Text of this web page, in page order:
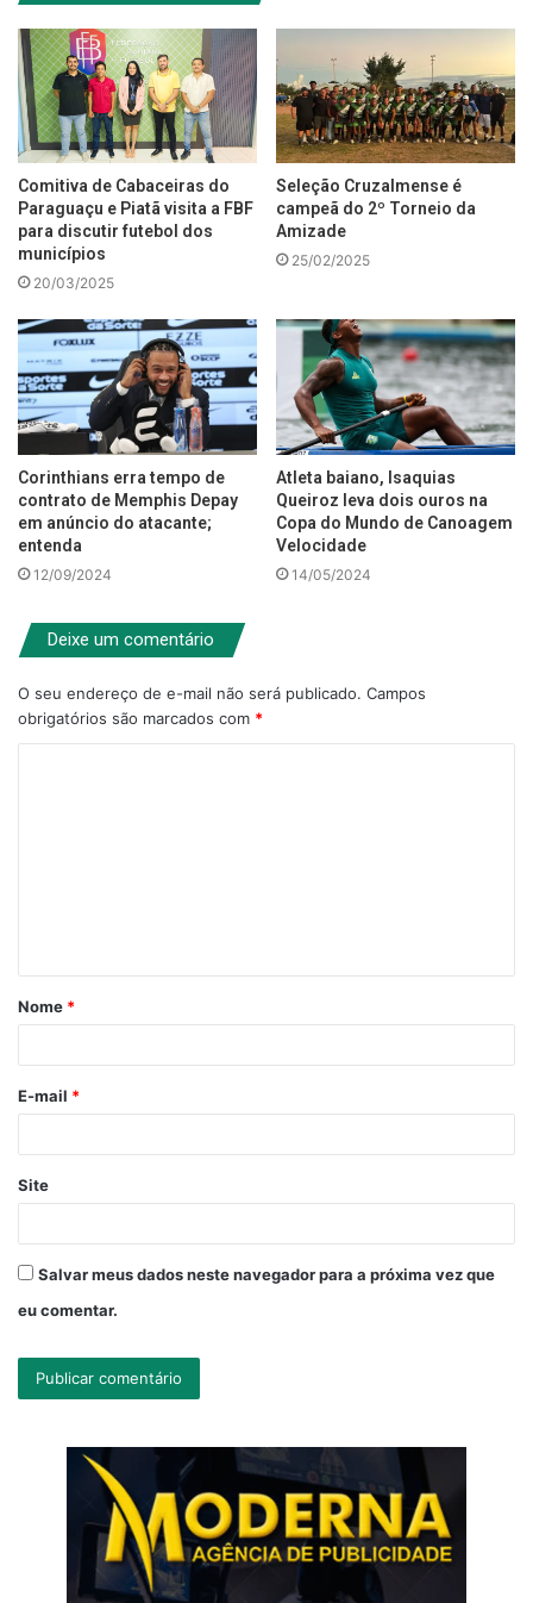
Comitiva de Cabaceiras do
Paraguaçu e Piatã visita a FBF
para discutir futebol dos
municípios
20/03/2025
Seleção Cruzalmense é
campeã do 2º Torneio da
Amizade
25/02/2025
Corinthians erra tempo de
contrato de Memphis Depay
em anúncio do atacante;
entenda
12/09/2024
Atleta baiano, Isaquias
Queiroz leva dois ouros na
Copa do Mundo de Canoagem
Velocidade
14/05/2024
Deixe um comentário
O seu endereço de e-mail não será publicado. Campos
obrigatórios são marcados com *
á
r
*
Nome *
E-mail *
Site
Salvar meus dados neste navegador para a próxima vez que
eu comentar.